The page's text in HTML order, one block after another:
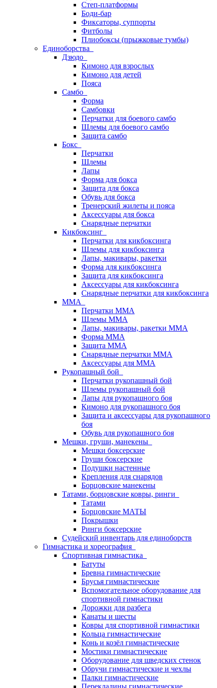
Степ-платформы
Боди-бар
Фиксаторы, суппорты
Фитболы
Плиобоксы (прыжковые тумбы)
Единоборства
Дзюдо
Кимоно для взрослых
Кимоно для детей
Пояса
Самбо
Форма
Самбовки
Перчатки для боевого самбо
Шлемы для боевого самбо
Защита самбо
Бокс
Перчатки
Шлемы
Лапы
Форма для бокса
Защита для бокса
Обувь для бокса
Тренерский жилеты и пояса
Аксессуары для бокса
Снарядные перчатки
Кикбоксинг
Перчатки для кикбоксинга
Шлемы для кикбоксинга
Лапы, макивары, ракетки
Форма для кикбоксинга
Защита для кикбоксинга
Аксессуары для кикбоксинга
Снарядные перчатки для кикбоксинга
ММА
Перчатки ММА
Шлемы ММА
Лапы, макивары, ракетки ММА
Форма ММА
Защита ММА
Снарядные перчатки ММА
Аксессуары для ММА
Рукопашный бой
Перчатки рукопашный бой
Шлемы рукопашный бой
Лапы для рукопашного боя
Кимоно для рукопашного боя
Защита и аксессуары для рукопашного
боя
Обувь для рукопашного боя
Мешки, груши, манекены
Мешки боксерские
Груши боксерские
Подушки настенные
Крепления для снарядов
Борцовские манекены
Татами, борцовские ковры, ринги
Татами
Борцовские МАТЫ
Покрышки
Ринги боксерские
Судейский инвентарь для единоборств
Гимнастика и хореография
Спортивная гимнастика
Батуты
Бревна гимнастические
Брусья гимнастические
Вспомогательное оборудование для
спортивной гимнастики
Дорожки для разбега
Канаты и шесты
Ковры для спортивной гимнастики
Кольца гимнастические
Конь и козёл гимнастические
Мостики гимнастические
Оборудование для шведских стенок
Обручи гимнастические и чехлы
Палки гимнастические
Перекладины гимнастические